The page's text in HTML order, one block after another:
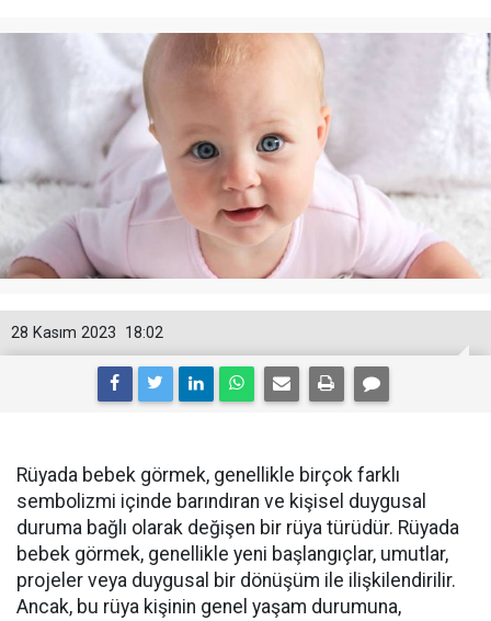
18:02
28 Kasım 2023
Rüyada bebek görmek, genellikle birçok farklı
sembolizmi içinde barındıran ve kişisel duygusal
duruma bağlı olarak değişen bir rüya türüdür. Rüyada
bebek görmek, genellikle yeni başlangıçlar, umutlar,
projeler veya duygusal bir dönüşüm ile ilişkilendirilir.
Ancak, bu rüya kişinin genel yaşam durumuna,